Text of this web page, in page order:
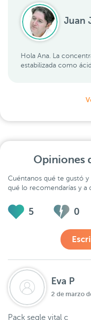
Hola Ana. La
estabilizada como
Juan
Opiniones
Cuéntanos qué te gustó
qué lo recomendarías y a
5 0
Eva P
2 de marzo
Pack segle vital c